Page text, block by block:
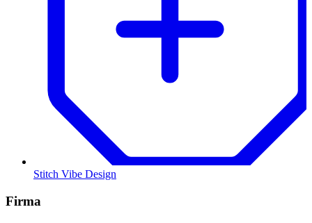
Stitch Vibe Design
Firma